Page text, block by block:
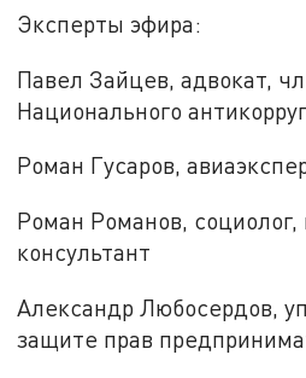
Эксперты эфира:
Павел Зайцев, адвокат,
Национального
Роман Гусаров,
Роман Романов,
консультант
Александр Любосердов,
защите прав